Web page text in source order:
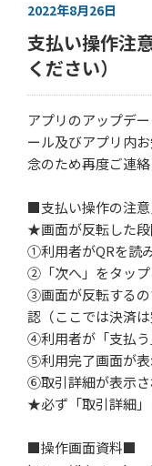
2022年8月26日
支払い操作注
ください）
アプリのアップデ
ール及びアプリ内
念のため再度ご連絡
■支払い操作の注
★画面が反転した段
①利用者がQRを読
②「次へ」をタップ
③画面が反転するの
認（ここでは決済は
④利用者が「支払
⑤利用完了画面が
⑥取引詳細が表示
★必ず「取引詳細
■操作画面資料■